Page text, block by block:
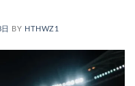
BY HTHWZ1